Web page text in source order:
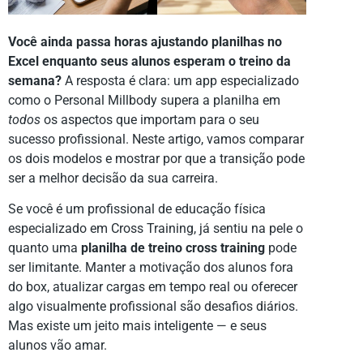
Você ainda passa horas ajustando planilhas no
Excel enquanto seus alunos esperam o treino da
semana? A resposta é clara: um app especializado
como o Personal Millbody supera a planilha em
todos os aspectos que importam para o seu
sucesso profissional. Neste artigo, vamos comparar
os dois modelos e mostrar por que a transição pode
ser a melhor decisão da sua carreira.
Se você é um profissional de educação física
especializado em Cross Training, já sentiu na pele o
quanto uma planilha de treino cross training pode
ser limitante. Manter a motivação dos alunos fora
do box, atualizar cargas em tempo real ou oferecer
algo visualmente profissional são desafios diários.
Mas existe um jeito mais inteligente — e seus
alunos vão amar.